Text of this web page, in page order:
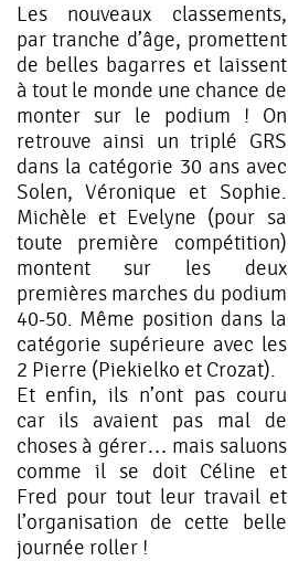
Les nouveaux classements,
par tranche d’âge, promettent
de belles bagarres et laissent
à tout le monde une chance de
monter sur le podium ! On
retrouve ainsi un triplé GRS
dans la catégorie 30 ans avec
Solen, Véronique et Sophie.
Michèle et Evelyne (pour sa
toute première compétition)
montent sur les deux
premières marches du podium
40-50. Même position dans la
catégorie supérieure avec les
2 Pierre (Piekielko et Crozat).
Et enfin, ils n’ont pas couru
car ils avaient pas mal de
choses à gérer… mais saluons
comme il se doit Céline et
Fred pour tout leur travail et
l’organisation de cette belle
journée roller !